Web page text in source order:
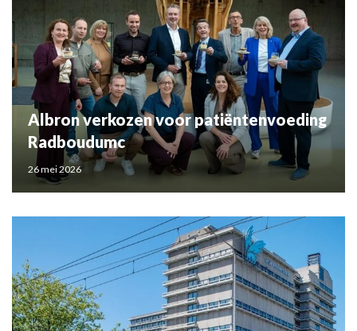
Albron verkozen voor patiëntenvoeding
Radboudumc
26 mei 2026